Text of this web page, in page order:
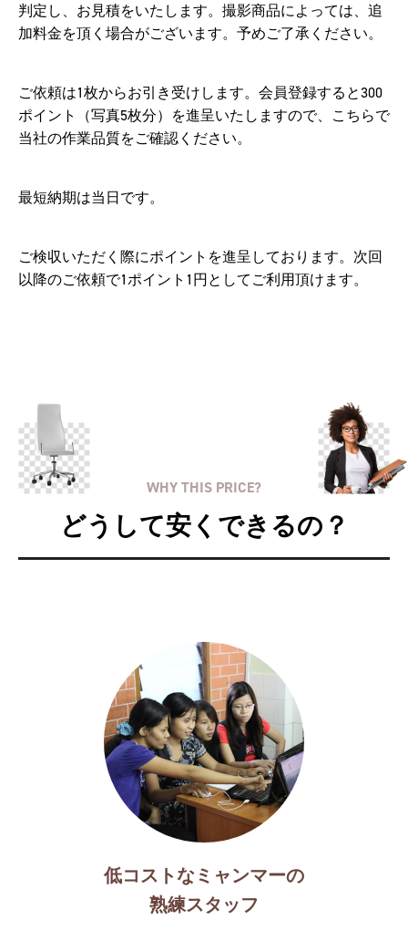
判定し、お見積をいたします。撮影商品によっては、追
加料金を頂く場合がございます。予めご了承ください。
ご依頼は1枚からお引き受けします。会員登録すると300
ポイント（写真5枚分）を進呈いたしますので、こちらで
当社の作業品質をご確認ください。
最短納期は当日です。
ご検収いただく際にポイントを進呈しております。次回
以降のご依頼で1ポイント1円としてご利用頂けます。
WHY THIS PRICE?
どうして安くできるの？
低コストなミャンマーの
熟練スタッフ